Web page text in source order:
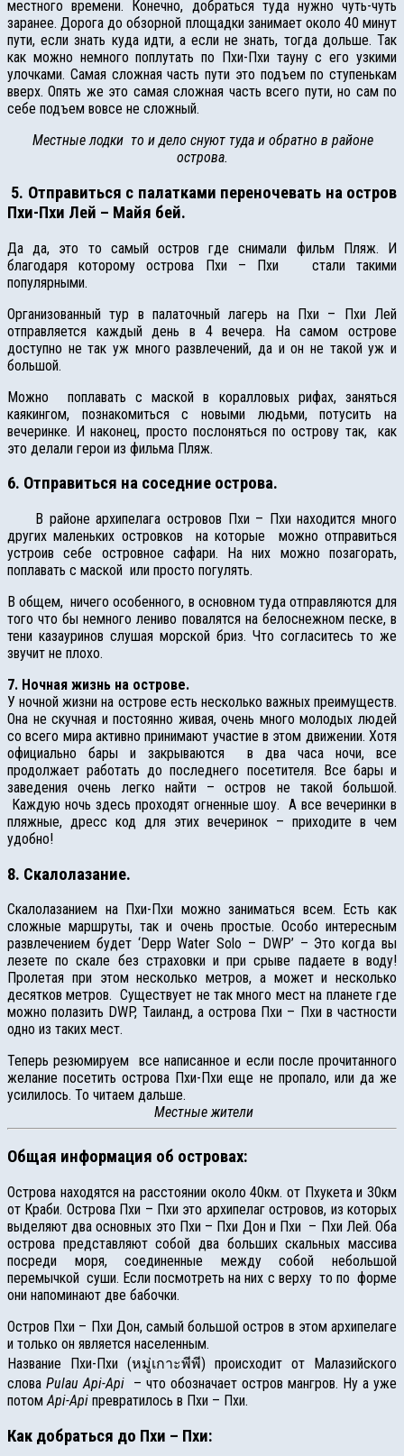
местного времени. Конечно, добраться туда нужно чуть-чуть
заранее. Дорога до обзорной площадки занимает около 40 минут
пути, если знать куда идти, а если не знать, тогда дольше. Так
как можно немного поплутать по Пхи-Пхи тауну с его узкими
улочками. Самая сложная часть пути это подъем по ступенькам
вверх. Опять же это самая сложная часть всего пути, но сам по
себе подъем вовсе не сложный.
Местные лодки то и дело снуют туда и обратно в районе
острова.
5. Отправиться с палатками переночевать на остров
Пхи-Пхи Лей – Майя бей.
Да да, это то самый остров где снимали фильм Пляж. И
благодаря которому острова Пхи – Пхи стали такими
популярными.
Организованный тур в палаточный лагерь на Пхи – Пхи Лей
отправляется каждый день в 4 вечера. На самом острове
доступно не так уж много развлечений, да и он не такой уж и
большой.
Можно поплавать с маской в коралловых рифах, заняться
каякингом, познакомиться с новыми людьми, потусить на
вечеринке. И наконец, просто послоняться по острову так, как
это делали герои из фильма Пляж.
6. Отправиться на соседние острова.
В районе архипелага островов Пхи – Пхи находится много
других маленьких островков на которые можно отправиться
устроив себе островное сафари. На них можно позагорать,
поплавать с маской или просто погулять.
В общем, ничего особенного, в основном туда отправляются для
того что бы немного лениво повалятся на белоснежном песке, в
тени казауринов слушая морской бриз. Что согласитесь то же
звучит не плохо.
7. Ночная жизнь на острове.
У ночной жизни на острове есть несколько важных преимуществ.
Она не скучная и постоянно живая, очень много молодых людей
со всего мира активно принимают участие в этом движении. Хотя
официально бары и закрываются в два часа ночи, все
продолжает работать до последнего посетителя. Все бары и
заведения очень легко найти – остров не такой большой.
Каждую ночь здесь проходят огненные шоу. А все вечеринки в
пляжные, дресс код для этих вечеринок – приходите в чем
удобно!
8. Скалолазание.
Скалолазанием на Пхи-Пхи можно заниматься всем. Есть как
сложные маршруты, так и очень простые. Особо интересным
развлечением будет ‘Depp Water Solo – DWP’ – Это когда вы
лезете по скале без страховки и при срыве падаете в воду!
Пролетая при этом несколько метров, а может и несколько
десятков метров. Существует не так много мест на планете где
можно полазить DWP, Таиланд, а острова Пхи – Пхи в частности
одно из таких мест.
Теперь резюмируем все написанное и если после прочитанного
желание посетить острова Пхи-Пхи еще не пропало, или да же
усилилось. То читаем дальше.
Местные жители
Общая информация об островах:
Острова находятся на расстоянии около 40км. от Пхукета и 30км
от Краби. Острова Пхи – Пхи это архипелаг островов, из которых
выделяют два основных это Пхи – Пхи Дон и Пхи – Пхи Лей. Оба
острова представляют собой два больших скальных массива
посреди моря, соединенные между собой небольшой
перемычкой суши. Если посмотреть на них с верху то по форме
они напоминают две бабочки.
Остров Пхи – Пхи Дон, самый большой остров в этом архипелаге
и только он является населенным.
Название Пхи-Пхи (หมู่เกาะพีพี) происходит от Малазийского
слова Pulau Api-Api – что обозначает остров мангров. Ну а уже
потомApi-Api превратилось в Пхи – Пхи.
Как добраться до Пхи – Пхи: